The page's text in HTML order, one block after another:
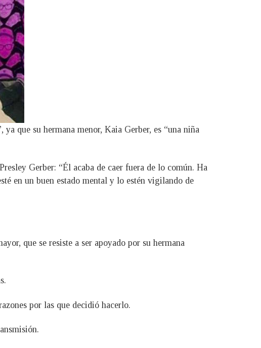
que su hermana menor, Kaia Gerber, es “una niña
Gerber: “Él acaba de caer fuera de lo común. Ha
en un buen estado mental y lo estén vigilando de
que se resiste a ser apoyado por su hermana
por las que decidió hacerlo.